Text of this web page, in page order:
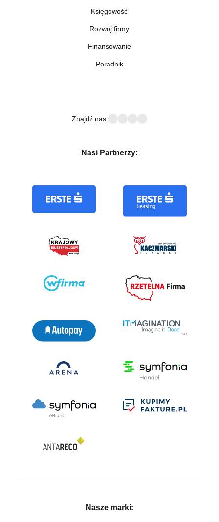
Księgowość
Rozwój firmy
Finansowanie
Poradnik
Znajdź nas:
Nasi Partnerzy:
Nasze marki: